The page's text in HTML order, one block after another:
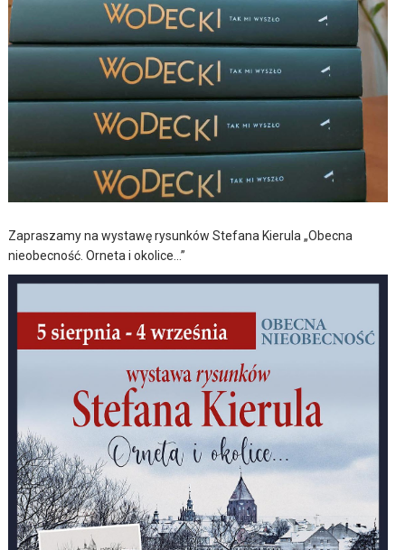
Zapraszamy na wystawę rysunków Stefana Kierula „Obecna
nieobecność. Orneta i okolice…”